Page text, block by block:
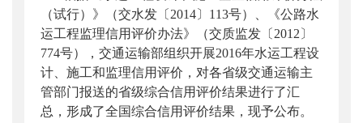
主题词
：
水运工程;信用评价
机构分类：水运局
主题分类：其他监督
公文类型：部公告通告
（试行）》（交水发〔2014〕113号）、《公路水
运工程监理信用评价办法》（交质监发〔2012〕
774号），交通运输部组织开展2016年水运工程设
计、施工和监理信用评价，对各省级交通运输主
管部门报送的省级综合信用评价结果进行了汇
总，形成了全国综合信用评价结果，现予公布。